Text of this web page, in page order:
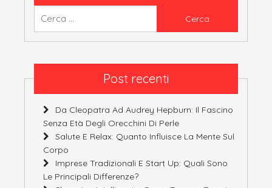
Post recenti
Da Cleopatra Ad Audrey Hepburn: Il Fascino
Senza Età Degli Orecchini Di Perle
Salute E Relax: Quanto Influisce La Mente Sul
Corpo
Imprese Tradizionali E Start Up: Quali Sono
Le Principali Differenze?